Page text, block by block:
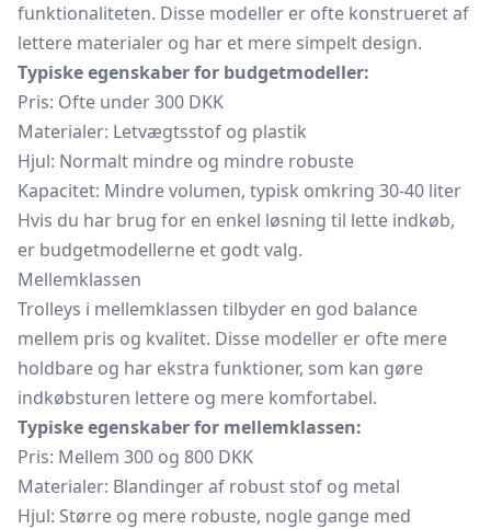
funktionaliteten. Disse modeller er ofte konstrueret af
lettere materialer og har et mere simpelt design.
Typiske egenskaber for budgetmodeller:
Pris: Ofte under 300 DKK
Materialer: Letvægtsstof og plastik
Hjul: Normalt mindre og mindre robuste
Kapacitet: Mindre volumen, typisk omkring 30-40 liter
Hvis du har brug for en enkel løsning til lette indkøb,
er budgetmodellerne et godt valg.
Mellemklassen
Trolleys i mellemklassen tilbyder en god balance
mellem pris og kvalitet. Disse modeller er ofte mere
holdbare og har ekstra funktioner, som kan gøre
indkøbsturen lettere og mere komfortabel.
Typiske egenskaber for mellemklassen:
Pris: Mellem 300 og 800 DKK
Materialer: Blandinger af robust stof og metal
Hjul: Større og mere robuste, nogle gange med